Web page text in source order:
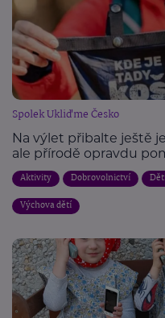
Spolek Ukliďme Česko
Na výlet přibalte ještě
ale přírodě opravdu
Aktivity Dobrovolnictví
Výchova dětí